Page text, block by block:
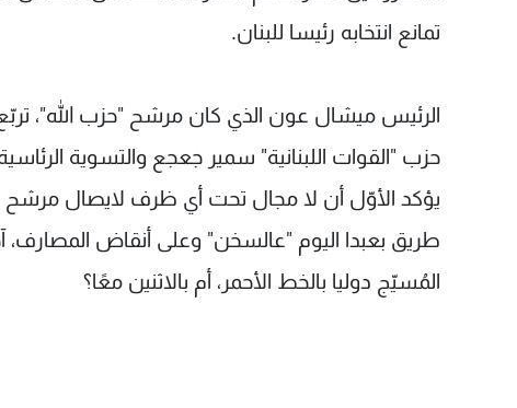
تمانع انتخابه رئيسا للبنان.
الرئيس ميشال عون الذي كان مرشح "حزب الله"،
حزب "القوات اللبنانية" سمير جعجع والتسوية
يؤكد الأوّل أن لا مجال تحت أي ظرف لايصال مرشح
طريق بعبدا اليوم "عالسخن" وعلى أنقاض
المُسيّج دوليا بالخط الأحمر، أم بالاثنين معًا؟